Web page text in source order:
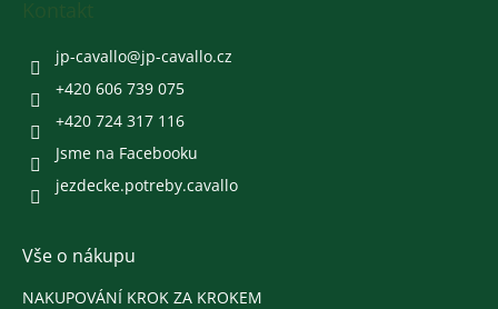
jp-cavallo@jp-cavallo.cz
+420 606 739 075
+420 724 317 116
Jsme na Facebooku
jezdecke.potreby.cavallo
Vše o nákupu
NAKUPOVÁNÍ KROK ZA KROKEM